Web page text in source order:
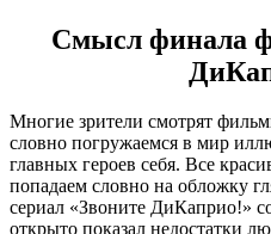
Смысл финала
Многие зрители смотрят
словно погружаемся в мир
главных героев себя. Все
попадаем словно на обложку
сериал «Звоните ДиКаприо!»
открыто показал недостатки